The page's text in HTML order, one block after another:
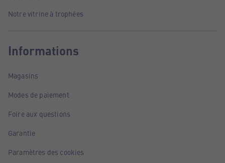
Notre vitrine à trophées
Informations
Magasins
Modes de paiement
Foire aux questions
Garantie
Paramètres des cookies